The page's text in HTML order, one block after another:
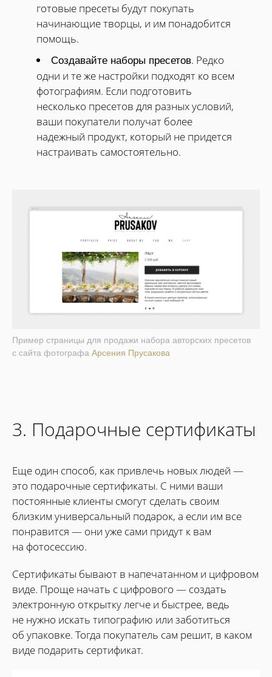
готовые пресеты будут покупать
начинающие творцы, и им понадобится
помощь.
Создавайте наборы пресетов. Редко
одни и те же настройки подходят ко всем
фотографиям. Если подготовить
несколько пресетов для разных условий,
ваши покупатели получат более
надежный продукт, который не придется
настраивать самостоятельно.
Пример страницы для продажи набора авторских пресетов
с сайта фотографа Арсения Прусакова
3. Подарочные сертификаты
Еще один способ, как привлечь новых людей —
это подарочные сертификаты. С ними ваши
постоянные клиенты смогут сделать своим
близким универсальный подарок, а если им все
понравится — они уже сами придут к вам
на фотосессию.
Сертификаты бывают в напечатанном и цифровом
виде. Проще начать с цифрового — создать
электронную открытку легче и быстрее, ведь
не нужно искать типографию или заботиться
об упаковке. Тогда покупатель сам решит, в каком
виде подарить сертификат.